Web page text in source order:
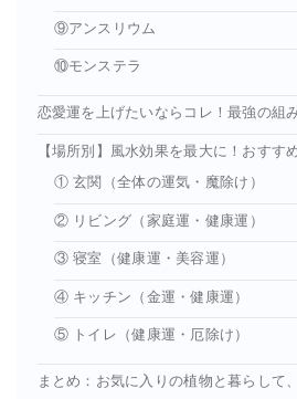
⑨アンスリウム
⑩モンステラ
恋愛運を上げたいならコレ！最強の組
【場所別】風水効果を最大に！おすす
① 玄関（全体の運気・魔除け）
② リビング（家庭運・健康運）
③ 寝室（健康運・美容運）
④ キッチン（金運・健康運）
⑤ トイレ（健康運・厄除け）
まとめ：お気に入りの植物と暮らして